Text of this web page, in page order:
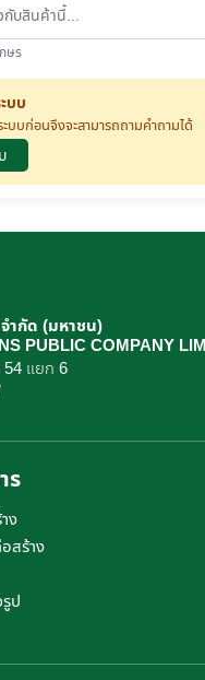
ษร
บบ
บบก่อนจึงจะสามารถถามคำถามได้
ำกัด (มหาชน)
PUBLIC COMPANY
54 แยก 6
ร
ง
สร้าง
รูป